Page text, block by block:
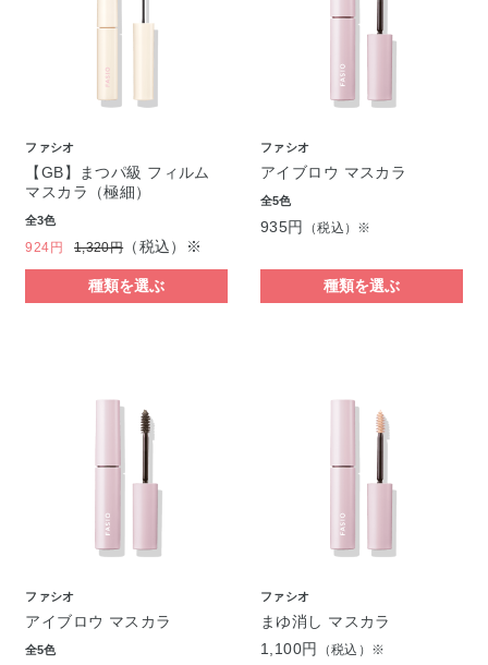
ファシオ
【GB】まつパ級 フィルム
マスカラ（極細）
全3色
924円 1,320円（税込）※
種類を選ぶ
ファシオ
アイブロウ マスカラ
全5色
935円 （税込）※
種類を選ぶ
ファシオ
アイブロウ マスカラ
全5色
ファシオ
まゆ消し マスカラ
1,100円
（税込）※